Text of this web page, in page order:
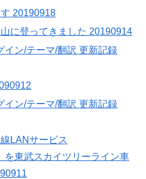
20190918
に登ってきました 20190914
イン/テーマ/翻訳 更新記録
イン/テーマ/翻訳 更新記録
LANサービス
を東武スカイツリーライン車